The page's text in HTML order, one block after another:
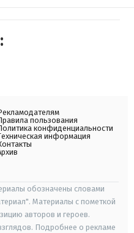
пользования
конфиденциальности
информация
обозначены словами
Материалы с пометкой
авторов и героев.
Подробнее о рекламе